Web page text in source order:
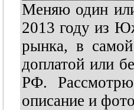
Меняю один
2013 году из
рынка, в
доплатой или
РФ.
описание и